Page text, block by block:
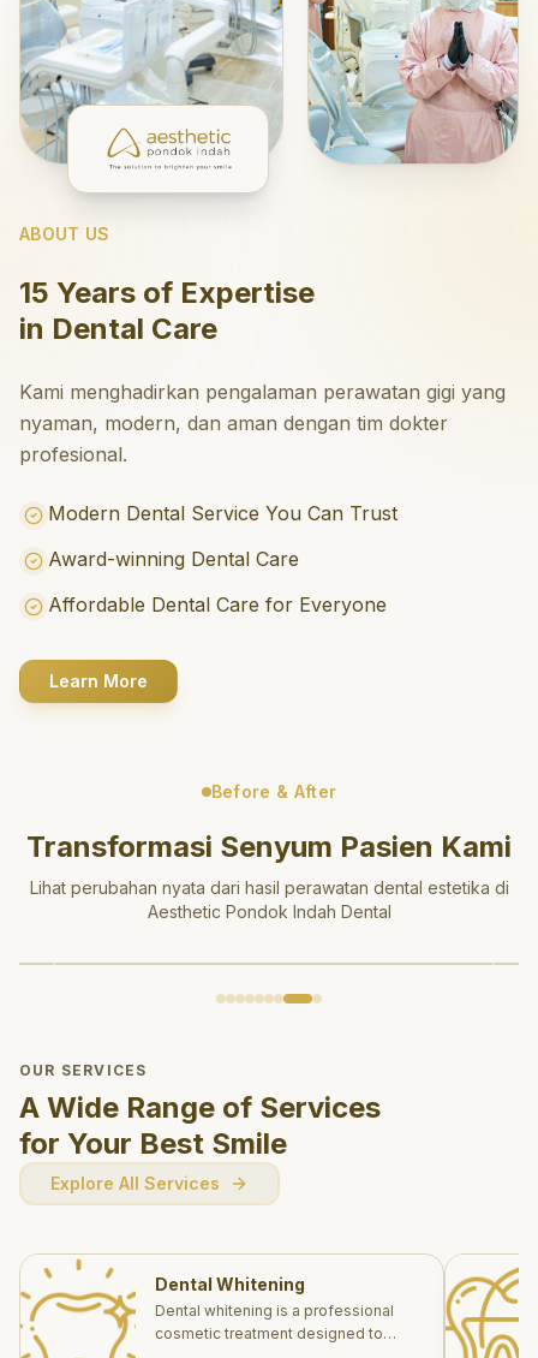
ABOUT US
15 Years of Expertise
in Dental Care
Kami menghadirkan pengalaman perawatan gigi yang
nyaman, modern, dan aman dengan tim dokter
profesional.
Modern Dental Service You Can Trust
Award-winning Dental Care
Affordable Dental Care for Everyone
Learn More
Before & After
Transformasi Senyum Pasien Kami
Lihat perubahan nyata dari hasil perawatan dental estetika di
Aesthetic Pondok Indah Dental
OUR SERVICES
A Wide Range of Services
for Your Best Smile
Explore All Services
Dental Whitening
Dental whitening is a professional
cosmetic treatment designed to